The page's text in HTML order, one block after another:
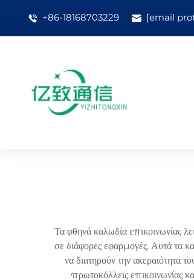
+86-18168703229 [email
Τα φθηνά καλωδία επικοινωνίας
σε διάφορες εφαρμογές. Αυτά τα
να διατηρούν την ακεραιότητα
πρωτοκόλλεις επικοινωνίας